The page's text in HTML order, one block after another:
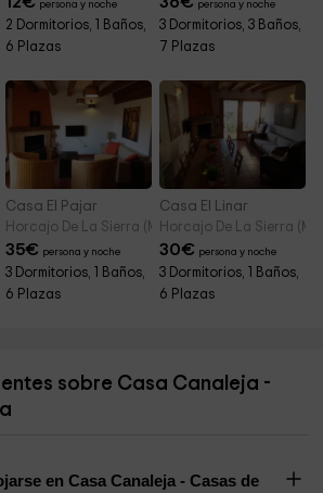
persona y noche
2 Dormitorios, 1 Baños,
6 Plazas
persona y noche
3 Dormitorios, 3 Baños,
7 Plazas
Casa El Pajar
Horcajo De La Sierra (Madrid)
35€ persona y noche
3 Dormitorios, 1 Baños,
6 Plazas
Casa El Linar
Horcajo De La Sierra
30€ persona y noche
3 Dormitorios, 1 Baños,
6 Plazas
sobre Casa Canaleja -
en Casa Canaleja - Casas de